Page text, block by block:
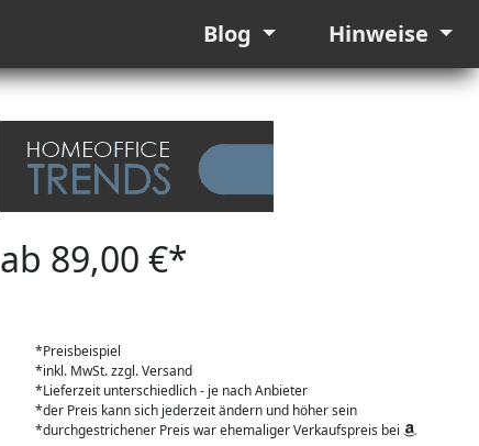
Blog Hinweise
ab 89,00 €*
*Preisbeispiel
*inkl. MwSt. zzgl. Versand
*Lieferzeit unterschiedlich - je nach Anbieter
*der Preis kann sich jederzeit ändern und höher sein
*durchgestrichener Preis war ehemaliger Verkaufspreis bei